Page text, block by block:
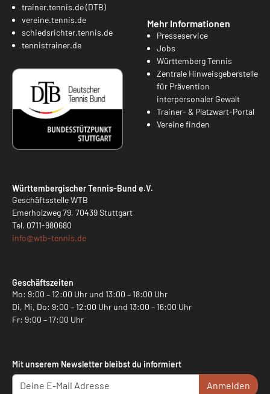
trainer.tennis.de (DTB)
vereine.tennis.de
schiedsrichter.tennis.de
tennistrainer.de
Mehr Informationen
Presseservice
Jobs
Württemberg Tennis
Zentrale Hinweisgeberstelle
für Prävention
interpersonaler Gewalt
Trainer- & Platzwart-Portal
Vereine finden
Württembergischer Tennis-Bund e.V.
Geschäftsstelle WTB
Emerholzweg 79, 70439 Stuttgart
Tel. 0711-980680
info@wtb-tennis.de
Geschäftszeiten
Mo: 9:00 – 12:00 Uhr und 13:00 – 18:00 Uhr
Di, Mi, Do: 9:00 – 12:00 Uhr und 13:00 – 16:00 Uhr
Fr: 9:00 – 17:00 Uhr
Mit unserem Newsletter bleibst du informiert
Anmelden